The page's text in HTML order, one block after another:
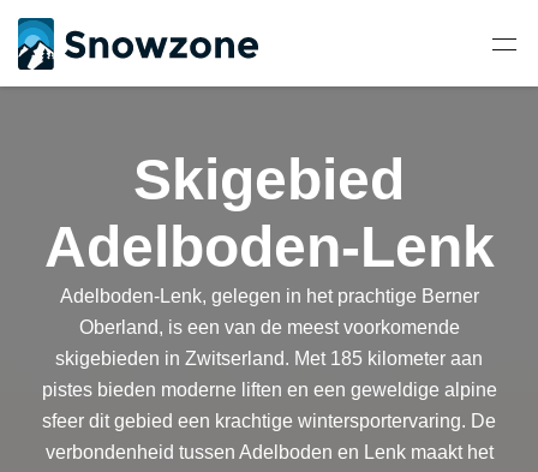
Skigebied
Adelboden-Lenk
Adelboden-Lenk, gelegen in het prachtige Berner
Oberland, is een van de meest voorkomende
skigebieden in Zwitserland. Met 185 kilometer aan
pistes bieden moderne liften en een geweldige alpine
sfeer dit gebied een krachtige wintersportervaring. De
verbondenheid tussen Adelboden en Lenk maakt het